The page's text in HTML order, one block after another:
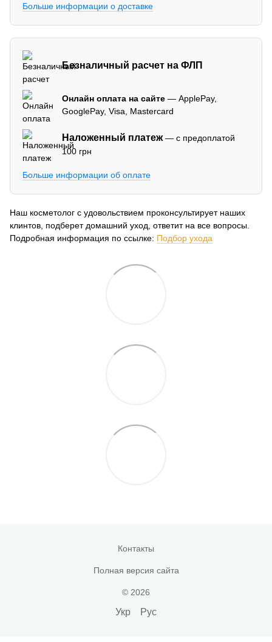
Больше информации о доставке
Безналичный расчет на ФЛП
Онлайн оплата на сайте — ApplePay,
GooglePay, Visa, Mastercard
Наложенный платеж— с предоплатой
100 грн
Больше информации об оплате
Наш косметолог с удовольствием проконсультирует наших
клинтов, подберет домашний уход, ответит на все вопросы.
Подробная информация по ссылке: Подбор ухода
Контакты
Полная версия сайта
© 2026
Укр Рус